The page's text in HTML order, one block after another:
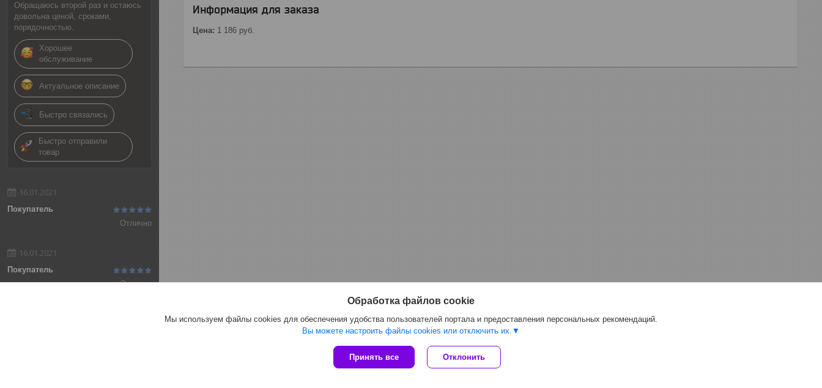
Обращаюсь второй раз и остаюсь
довольна ценой, сроками,
порядочностью.
Хорошее
обслуживание
Актуальное описание
Быстро связались
Быстро отправили
товар
16.01.2021
Покупатель
Отлично
16.01.2021
Покупатель
Отлично
Информация для заказа
Цена: 1 186 руб.
Сайт создан на платформе Deal.by
Политика обработки файлов cookies
Обработка файлов cookie
Мы используем файлы cookies для обеспечения удобства пользователей портала и предоставления персональных рекомендаций.
Вы можете настроить файлы cookies или отключить их.
Принять все Отклонить